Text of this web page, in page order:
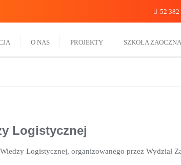
52 382
O NAS PROJEKTY SZKOŁA ZAOCZNA
Logistycznej
Logistycznej, organizowanego przez Wydział